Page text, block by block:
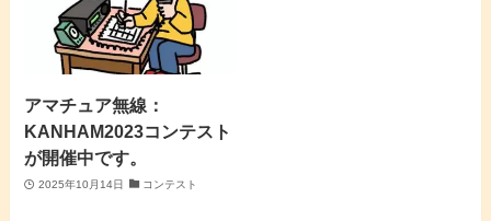
アマチュア無線：
KANHAM2023コンテスト
が開催中です。
2025年10月14日 コンテスト